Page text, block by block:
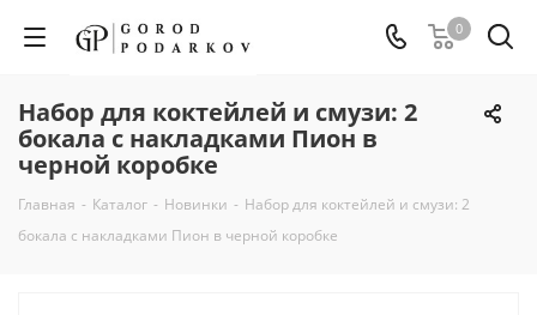
0
Набор для коктейлей и смузи: 2
бокала с накладками Пион в
черной коробке
Главная - Каталог - Новинки - Набор для коктейлей и смузи: 2
бокала с накладками Пион в черной коробке